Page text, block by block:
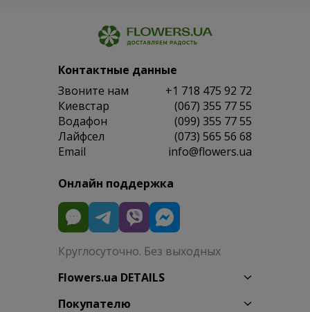
Контактные данные
Звоните нам
+1 718 475 92 72
Киевстар
(067) 355 77 55
Водафон
(099) 355 77 55
Лайфсел
(073) 565 56 68
Email
info@flowers.ua
Онлайн поддержка
Круглосуточно. Без выходных
Flowers.ua DETAILS
Покупателю